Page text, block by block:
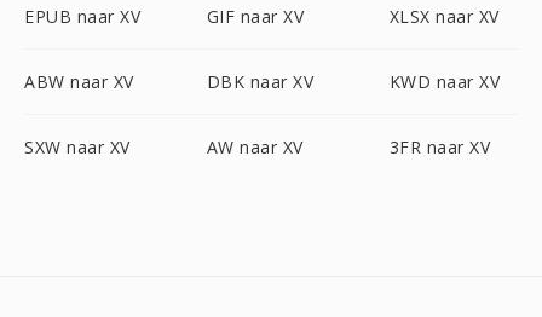
EPUB naar XV GIF naar XV XLSX naar XV
ABW naar XV DBK naar XV KWD naar XV
SXW naar XV AW naar XV 3FR naar XV